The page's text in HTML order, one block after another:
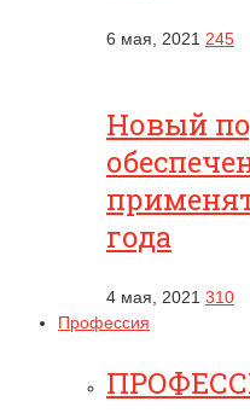
6 мая, 2021 245
Новый
года
4 мая, 2021 310
Профессия